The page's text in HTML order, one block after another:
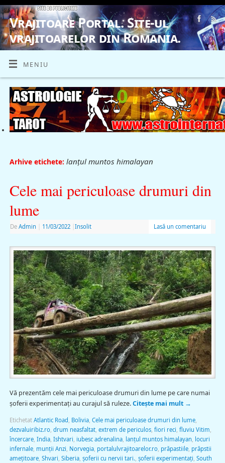
Vrajitoare Portal. Site-ul
vrajitoarelor din Romania.
VRAJITOARE, VRAJITOARELE, VRAJITOARE
MENIU
Arhive etichete: lanţul muntos himalayan
Cele mai periculoase drumuri din
lume
De Admin 11/03/2022 Insolit Lasă un comentariu
Vă prezentăm cele mai periculoase drumuri din lume pe care numai
şoferii experimentaţi au curajul să ruleze.Citește mai mult →
Etichetat Atlantic Road Bolivia, Cele mai periculoase drumuri din lume,
dezvaluiribiz.ro, drum neasfaltat, extrem de periculos, fiori reci fluviu Vitim
încercare, India, Ishtvari iubesc adrenalina, lanţul muntos himalayan
locuri
infernale, munţii Anzi Norvegia, portalulvrajitoarelor.ro, prăpastiile, prăpstii
ameţitoare, Shvari Siberia, şoferii cu nervii tari. şoferii experimentaţi South